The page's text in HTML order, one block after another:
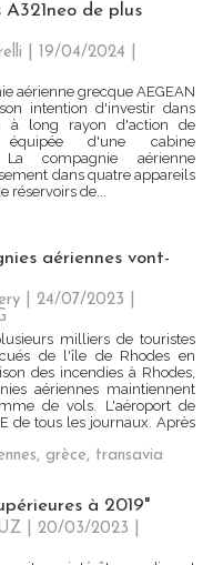
de plus
| 19/04/2024
aérienne grecque AEGEAN
intention d'investir dans
à long rayon d'action de
équipée d'une cabine
La compagnie aérienne
dans quatre appareils
réservoirs de...
aériennes vont-
| 24/07/2023
milliers de touristes
de l'île de Rhodes en
des incendies à Rhodes,
aériennes maintiennent
de vols. L'aéroport de
de tous les journaux. Après
, grèce, transavia
à 2019"
| 20/03/2023